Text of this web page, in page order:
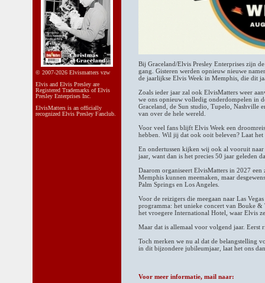
© 2007-2026 Elvismatters vzw
Elvis and Elvis Presley are
Registered Trademarks of Elvis
Presley Enterprises Inc.
ElvisMatters is an officially
recognized Elvis Presley Fanclub.
Bij Graceland/Elvis Presley Enterprises zijn
gang. Gisteren werden opnieuw nieuwe
de jaarlijkse Elvis Week in Memphis, die dit
Zoals ieder jaar zal ook ElvisMatters weer
we ons opnieuw volledig onderdompelen in
Graceland, de Sun studio, Tupelo, Nashville
van over de hele wereld.
Voor veel fans blijft Elvis Week een
hebben. Wil jij dat ook ooit beleven? Laat het
En ondertussen kijken wij ook al vooruit
jaar, want dan is het precies 50 jaar geleden
Daarom organiseert ElvisMatters in 2027
Memphis kunnen meemaken, maar
Palm Springs en Los Angeles.
Voor de reizigers die meegaan naar Las
programma: het unieke concert van Bouke &
het vroegere International Hotel, waar Elvis
Maar dat is allemaal voor volgend jaar. Eerst
Toch merken we nu al dat de belangstelling
in dit bijzondere jubileumjaar, laat het ons
Voor meer informatie, mail naar: